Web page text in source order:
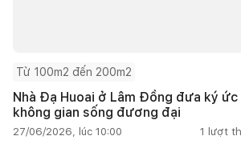
Từ 100m2 đến 200m2
Nhà Đạ Huoai ở Lâm Đồng đưa ký
không gian sống đương đại
27/06/2026, lúc 10:00 1 lượt